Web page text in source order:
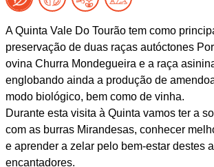
A Quinta Vale Do Tourão tem como
preservação de duas raças autóctones
ovina Churra Mondegueira e a raça
englobando ainda a produção de
modo biológico, bem como de vinha.
Durante esta visita à Quinta vamos ter a
com as burras Mirandesas, conhecer
e aprender a zelar pelo bem-estar destes
encantadores.